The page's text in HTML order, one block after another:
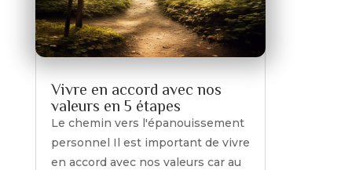
Vivre en accord avec nos
valeurs en 5 étapes
Le chemin vers l'épanouissement
personnel Il est important de vivre
en accord avec nos valeurs car au